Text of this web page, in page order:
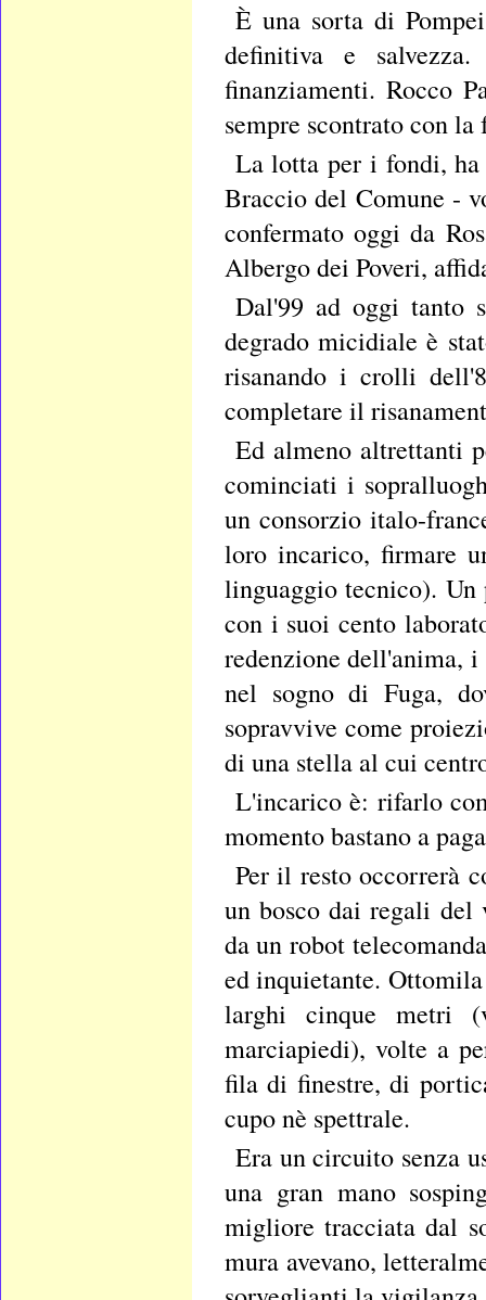
È una sorta di
definitiva e
finanziamenti. Rocco
sempre scontrato con
La lotta per i fondi, ha
Braccio del Comune -
confermato oggi da
Albergo dei Poveri,
Dal'99 ad oggi tanto
degrado micidiale è
risanando i crolli
completare il
Ed almeno altrettanti
cominciati i
un consorzio italo-
loro incarico, firmare
linguaggio tecnico).
con i suoi cento
redenzione dell'anima,
nel sogno di Fuga,
sopravvive come
di una stella al cui
L'incarico è: rifarlo
momento bastano a
Per il resto occorrerà
un bosco dai regali
da un robot
ed inquietante.
larghi cinque metri
marciapiedi), volte a
fila di finestre, di
cupo nè spettrale.
Era un circuito senza
una gran mano
migliore tracciata dal
mura avevano,